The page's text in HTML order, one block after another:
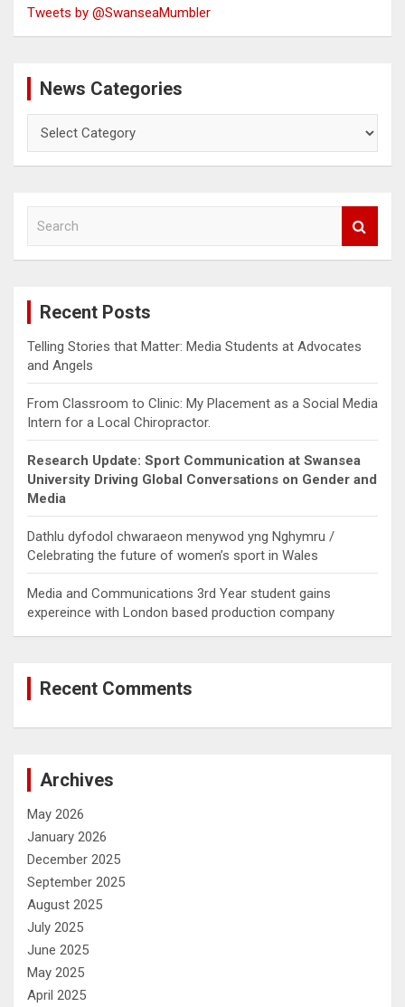
Tweets by @SwanseaMumbler
News Categories
Categories
Recent Posts
Telling Stories that Matter: Media Students at Advocates
and Angels
From Classroom to Clinic: My Placement as a Social Media
Intern for a Local Chiropractor.
Research Update: Sport Communication at Swansea
University Driving Global Conversations on Gender and
Media
Dathlu dyfodol chwaraeon menywod yng Nghymru /
Celebrating the future of women’s sport in Wales
Media and Communications 3rd Year student gains
expereince with London based production company
Recent Comments
Archives
May 2026
January 2026
December 2025
September 2025
August 2025
July 2025
June 2025
May 2025
April 2025